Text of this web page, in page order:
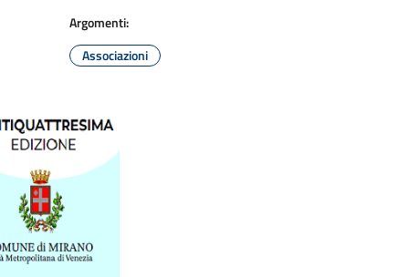
Argomenti:
Associazioni